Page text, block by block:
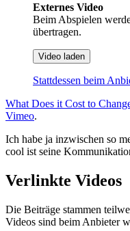
Externes Video
Beim Abspielen
übertragen.
Video laden
Stattdessen beim
What Does it Cost to
Vimeo.
Ich habe ja inzwischen so
cool ist seine
Verlinkte Videos
Die Beiträge stammen
Videos sind beim Anbieter